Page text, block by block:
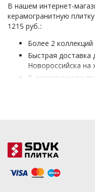
В нашем интернет-
керамогранитную
1215 руб.:
Более 2
Быстрая
Новороссийска на
В ассортименте
Облицовочный